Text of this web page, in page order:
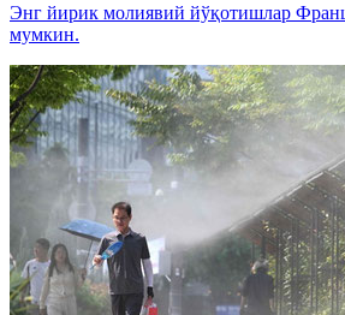
Энг йирик молиявий йўқотишлар
мумкин.